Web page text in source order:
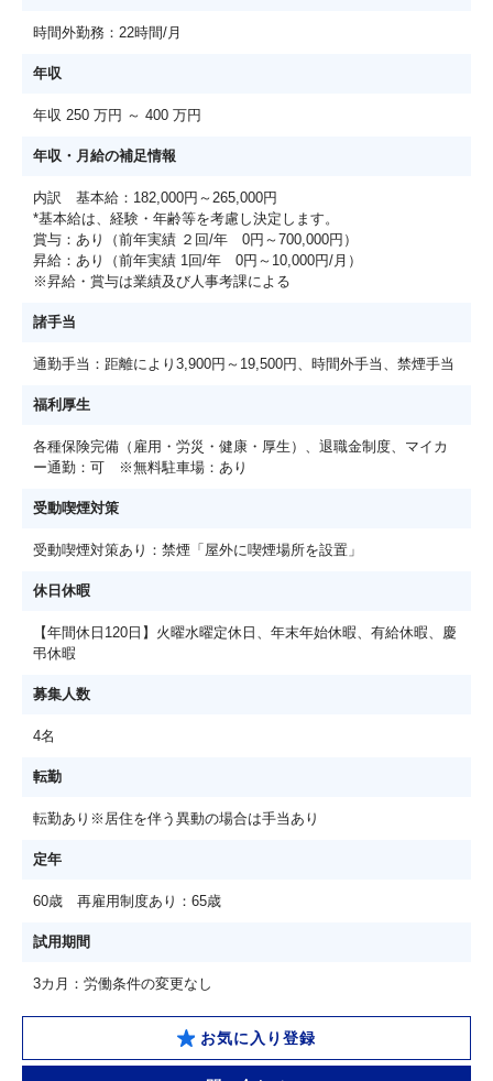
時間外勤務：22時間/月
年収
年収 250 万円 ～ 400 万円
年収・月給の補足情報
内訳 基本給：182,000円～265,000円
*基本給は、経験・年齢等を考慮し決定します。
賞与：あり（前年実績 ２回/年 0円～700,000円）
昇給：あり（前年実績 1回/年 0円～10,000円/月）
※昇給・賞与は業績及び人事考課による
諸手当
通勤手当：距離により3,900円～19,500円、時間外手当、禁煙手当
福利厚生
各種保険完備（雇用・労災・健康・厚生）、退職金制度、マイカ
ー通勤：可 ※無料駐車場：あり
受動喫煙対策
受動喫煙対策あり：禁煙「屋外に喫煙場所を設置」
休日休暇
【年間休日120日】火曜水曜定休日、年末年始休暇、有給休暇、慶
弔休暇
募集人数
4名
転勤
転勤あり※居住を伴う異動の場合は手当あり
定年
60歳 再雇用制度あり：65歳
試用期間
3カ月：労働条件の変更なし
お気に入り登録